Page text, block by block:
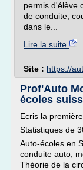
permis d'élève
de conduite,
dans le...
Lire la suite
Site : https://
Prof'Auto
écoles
Ecris la
Statistiques de
Auto-écoles en
conduite auto,
Théorie de la